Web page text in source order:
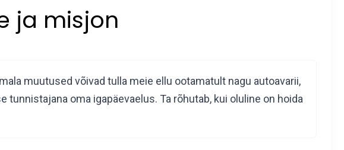
ja misjon
muutused võivad tulla meie ellu ootamatult nagu autoavarii,
oma igapäevaelus. Ta rõhutab, kui oluline on hoida